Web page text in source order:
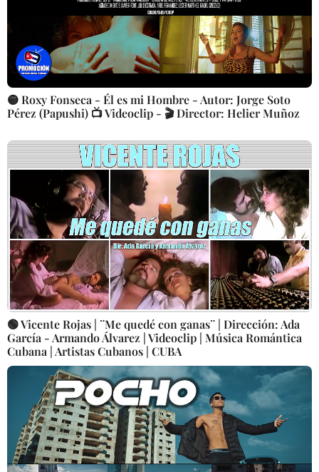
🟡 Roxy Fonseca - Él es mi Hombre - Autor: Jorge Soto
Pérez (Papushi) 📺 Videoclip - 🎬 Director: Helier Muñoz
🟢 Vicente Rojas | ¨Me quedé con ganas¨ | Dirección: Ada
García - Armando Álvarez | Videoclip | Música Romántica
Cubana | Artistas Cubanos | CUBA